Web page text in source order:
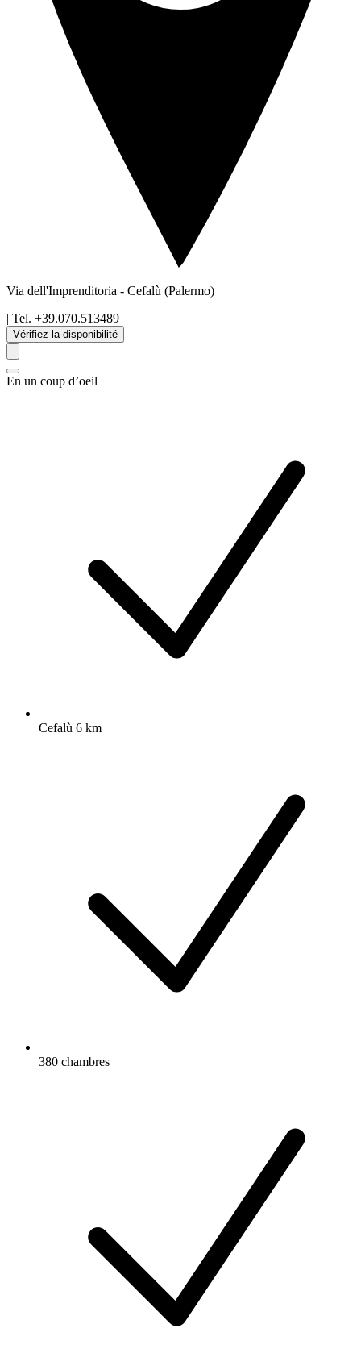
Via dell'Imprenditoria - Cefalù (Palermo)
| Tel. +39.070.513489
Vérifiez la disponibilité
En un coup d’oeil
Cefalù 6 km
380 chambres